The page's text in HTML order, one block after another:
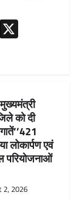
X
शिविर
के माध्यम से
अधिकाधिक
हाल में हो
2026